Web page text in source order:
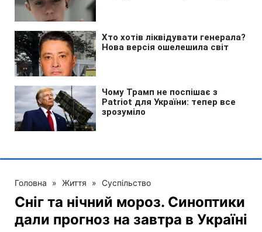
Головна » Життя » Суспільство
Сніг та нічний мороз. Синоптики
дали прогноз на завтра в Україні